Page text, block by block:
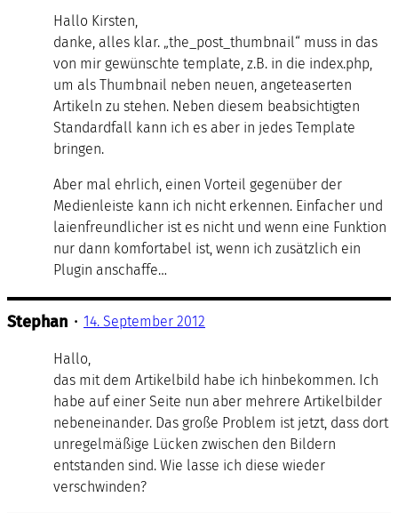
Hallo Kirsten,
danke, alles klar. „the_post_thumbnail“ muss in das
von mir gewünschte template, z.B. in die index.php,
um als Thumbnail neben neuen, angeteaserten
Artikeln zu stehen. Neben diesem beabsichtigten
Standardfall kann ich es aber in jedes Template
bringen.
Aber mal ehrlich, einen Vorteil gegenüber der
Medienleiste kann ich nicht erkennen. Einfacher und
laienfreundlicher ist es nicht und wenn eine Funktion
nur dann komfortabel ist, wenn ich zusätzlich ein
Plugin anschaffe…
Stephan • 14. September 2012
Hallo,
das mit dem Artikelbild habe ich hinbekommen. Ich
habe auf einer Seite nun aber mehrere Artikelbilder
nebeneinander. Das große Problem ist jetzt, dass dort
unregelmäßige Lücken zwischen den Bildern
entstanden sind. Wie lasse ich diese wieder
verschwinden?